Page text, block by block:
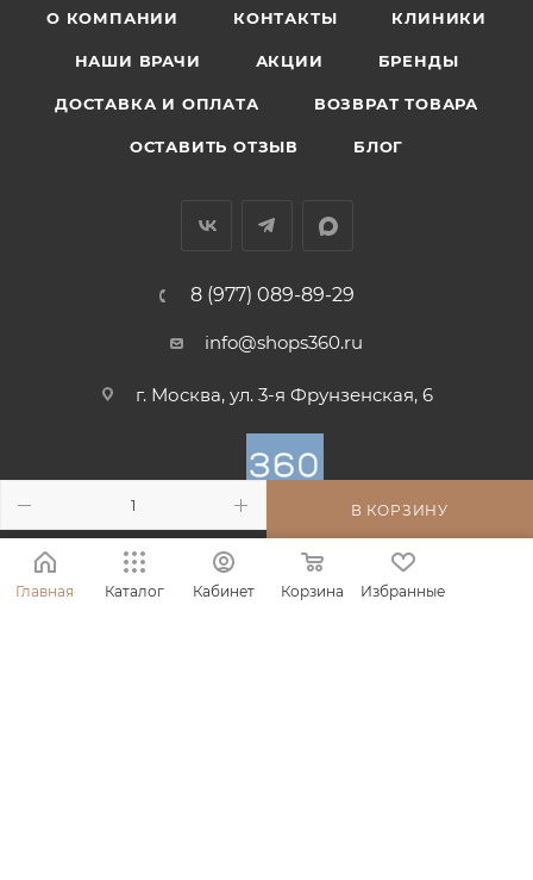
В КОРЗИНУ
О КОМПАНИИ КОНТАКТЫ КЛИНИКИ
НАШИ ВРАЧИ АКЦИИ БРЕНДЫ
ДОСТАВКА И ОПЛАТА ВОЗВРАТ ТОВАРА
ОСТАВИТЬ ОТЗЫВ БЛОГ
8 (977) 089-89-29
info@shops360.ru
г. Москва, ул. 3-я Фрунзенская, 6
ПОЛИТИКА КОНФИДЕНЦИАЛЬНОСТИ
ПОЛЬЗОВАТЕЛЬСКОЕ СОГЛАШЕНИЕ
Главная Каталог Кабинет Корзина Избранные